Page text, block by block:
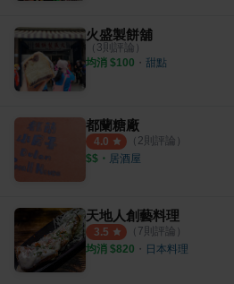
火盛製餅舖
（ 3則評論）
均消 $100 ・ 甜點
都蘭糖廠
4.0 （ 2則評論）
$$ ・ 居酒屋
天地人創藝料理
3.5 （ 7則評論）
均消 $820 ・ 日本料理